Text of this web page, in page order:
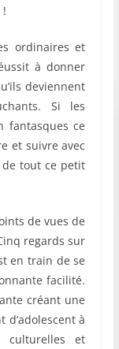
!
ordinaires et
à donner
deviennent
Si les
fantasques ce
et suivre avec
tout ce petit
de vues de
regards sur
en train de se
facilité.
créant une
à
culturelles et